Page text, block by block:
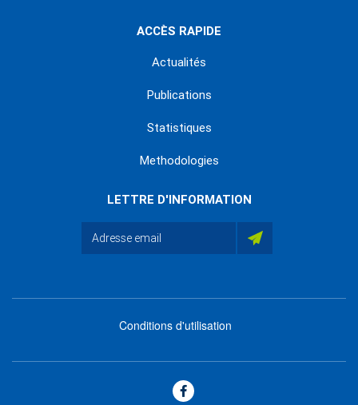
ACCÈS RAPIDE
Actualités
Publications
Statistiques
Methodologies
LETTRE D'INFORMATION
footer
Conditions d'utilisation